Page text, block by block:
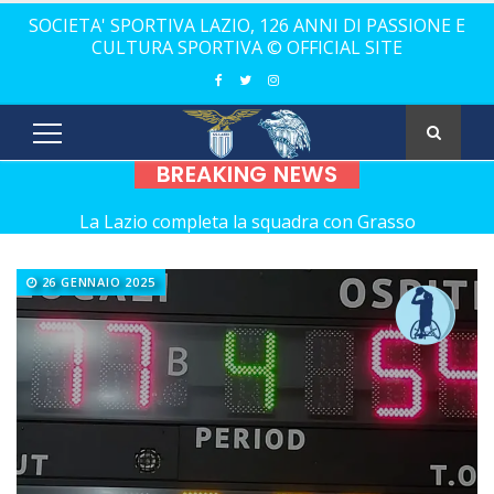
SOCIETA' SPORTIVA LAZIO, 126 ANNI DI PASSIONE E
CULTURA SPORTIVA © OFFICIAL SITE
BREAKING NEWS
La Lazio completa la squadra con Grasso
Calcio a 5 femminile, ecco le 11 rivali della Lazio
21 anni senza Bomber Fiorini: nostalgia!
Elite, ecco il calendario del girone di andata
Elite maschile: ecco le sfide dell'andata
Ecco De Souza, laterale con il vizio del gol
26 GENNAIO 2025